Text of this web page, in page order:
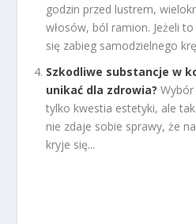
godzin przed lustrem,
włosów, ból ramion. Jeżeli
się zabieg samodzielnego
Szkodliwe substancje w
unikać dla zdrowia?
tylko kwestia estetyki, ale
nie zdaje sobie sprawy, że
kryje się...